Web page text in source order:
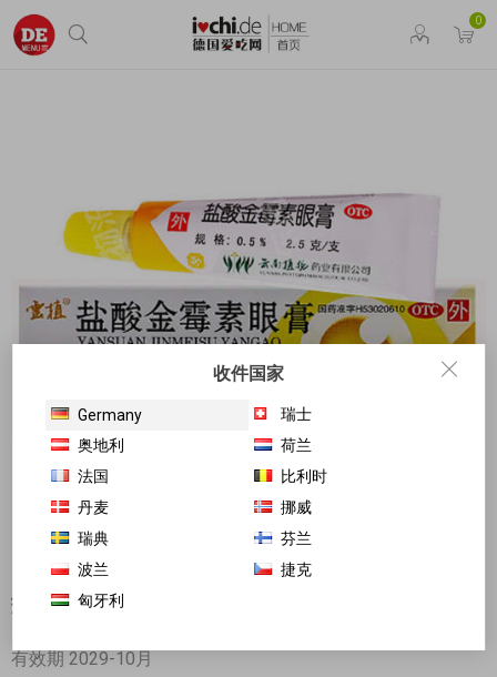
0
盐酸金霉素眼膏 4克/支
有效期 2029-10月
收件国家
Germany
瑞士
奥地利
荷兰
法国
比利时
丹麦
挪威
瑞典
芬兰
波兰
捷克
匈牙利